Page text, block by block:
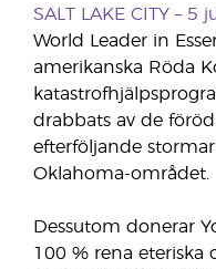
SALT LAKE CITY – 5
World Leader in
amerikanska Röda
drabbats av de
efterföljande
Oklahoma-området.
Dessutom donerar
100 % rena eteriska